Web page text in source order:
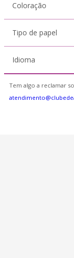
Coloração
Tipo de papel
Idioma
Tem algo a reclamar